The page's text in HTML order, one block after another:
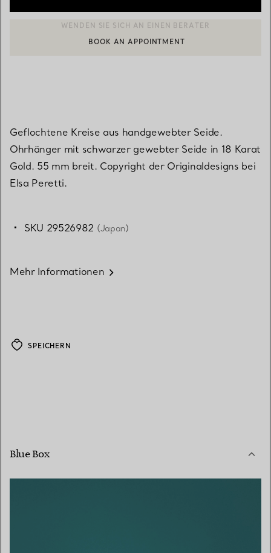
EINEN KUNDENBERATER KONTAKTIEREN ODER EINEN
BOOK AN APPOINTMENT
Geflochtene Kreise aus handgewebter Seide.
Ohrhänger mit schwarzer gewebter Seide in 18 Karat
Gold. 55 mm breit. Copyright der Originaldesigns bei
Elsa Peretti.
SKU 29526982 (Japan)
Mehr Informationen
SPEICHERN
Blue Box